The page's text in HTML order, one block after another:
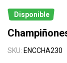
Disponible
SKU: ENCCHA230